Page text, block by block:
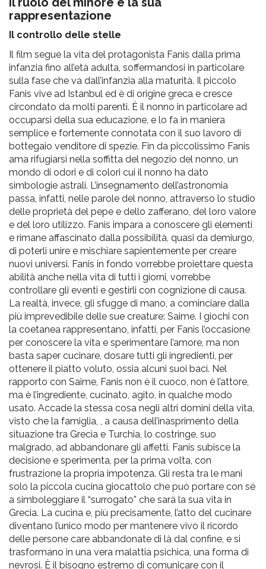
rappresentazione
Il controllo delle stelle
Il film segue la vita del protagonista Fanis dalla prima
infanzia fino all’età adulta, soffermandosi in particolare
sulla fase che va dall’infanzia alla maturità. Il piccolo
Fanis vive ad Istanbul ed è di origine greca e cresce
circondato da molti parenti. È il nonno in particolare ad
occuparsi della sua educazione, e lo fa in maniera
semplice e fortemente connotata con il suo lavoro di
bottegaio venditore di spezie. Fin da piccolissimo Fanis
ama rifugiarsi nella soffitta del negozio del nonno, un
mondo di odori e di colori cui il nonno ha dato
simbologie astrali. L’insegnamento dell’astronomia
passa, infatti, nelle parole del nonno, attraverso lo studio
delle proprietà del pepe e dello zafferano, del loro valore
e del loro utilizzo. Fanis impara a conoscere gli elementi
e rimane affascinato dalla possibilità, quasi da demiurgo,
di poterli unire e mischiare sapientemente per creare
nuovi universi. Fanis in fondo vorrebbe proiettare questa
abilità anche nella vita di tutti i giorni, vorrebbe
controllare gli eventi e gestirli con cognizione di causa.
La realtà, invece, gli sfugge di mano, a cominciare dalla
più imprevedibile delle sue creature: Saime. I giochi con
la coetanea rappresentano, infatti, per Fanis l’occasione
per conoscere la vita e sperimentare l’amore, ma non
basta saper cucinare, dosare tutti gli ingredienti, per
ottenere il piatto voluto, ossia alcuni suoi baci. Nel
rapporto con Saime, Fanis non è il cuoco, non è l’attore,
ma è l’ingrediente, cucinato, agito, in qualche modo
usato. Accade la stessa cosa negli altri domini della vita,
visto che la famiglia, , a causa dell’inasprimento della
situazione tra Grecia e Turchia, lo costringe, suo
malgrado, ad abbandonare gli affetti. Fanis subisce la
decisione e sperimenta, per la prima volta, con
frustrazione la propria impotenza. Gli resta tra le mani
solo la piccola cucina giocattolo che può portare con sé
a simboleggiare il “surrogato” che sarà la sua vita in
Grecia. La cucina e, più precisamente, l’atto del cucinare
diventano l’unico modo per mantenere vivo il ricordo
delle persone care abbandonate di là dal confine, e si
trasformano in una vera malattia psichica, una forma di
nevrosi. È il bisogno estremo di comunicare con il